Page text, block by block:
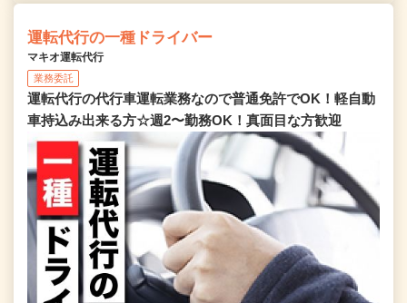
運転代行の一種ドライバー
マキオ運転代行
業務委託
運転代行の代行車運転業務なので普通免許でOK！軽自動
車持込み出来る方☆週2〜勤務OK！真面目な方歓迎